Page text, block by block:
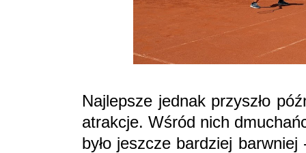
Najlepsze jednak przyszło
atrakcje. Wśród nich
było jeszcze bardziej